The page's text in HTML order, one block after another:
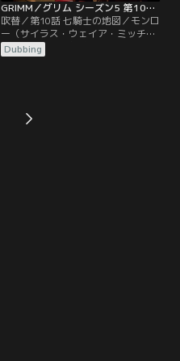
GRIMM／グリム シーズン5 第10話／吹替
吹替／第10話 七騎士の地図／モンロ
ー（サイラス・ウェイア・ミッチェ
ル）にドイツの親戚から電話がかか
ってくる。それはニック（デヴィッ
いたため事態は複雑になる。一方レ
ナード警部（サッシャ・ロイズ）は
Dubbing